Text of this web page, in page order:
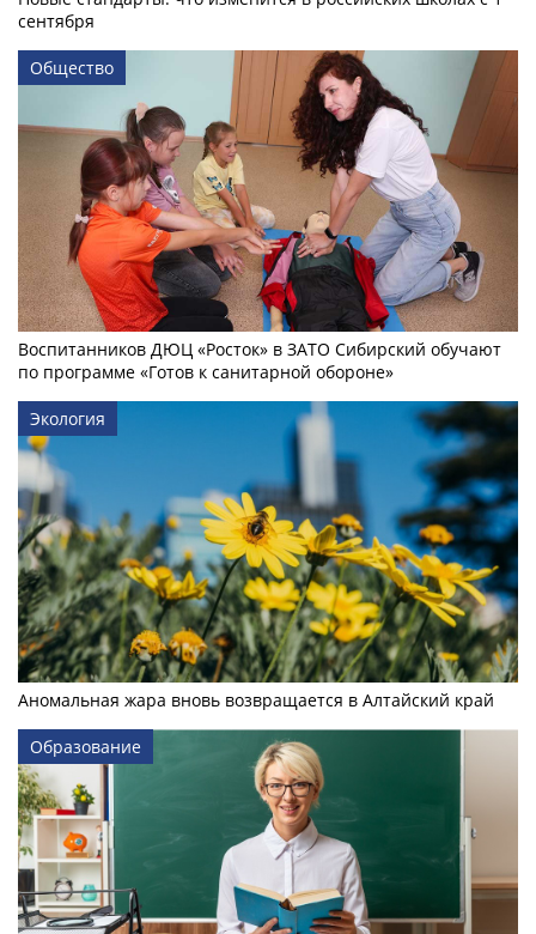
сентября
Общество
Воспитанников ДЮЦ «Росток» в ЗАТО Сибирский обучают
по программе «Готов к санитарной обороне»
Экология
Аномальная жара вновь возвращается в Алтайский край
Образование